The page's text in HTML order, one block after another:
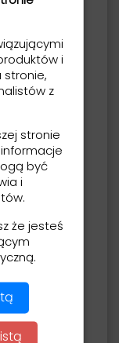
pacjenta.
(duże
to
z
pod
regulacji
siedziska co
do wzrostu
tapicerki
RAL).
jest
dodatek -
4 tygodni
i
stronie,
z
stronie
być
i
że jesteś